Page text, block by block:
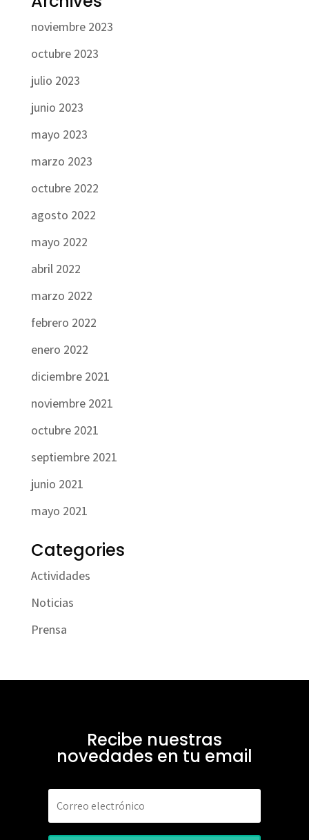
noviembre 2023
octubre 2023
julio 2023
junio 2023
mayo 2023
marzo 2023
octubre 2022
agosto 2022
mayo 2022
abril 2022
marzo 2022
febrero 2022
enero 2022
diciembre 2021
noviembre 2021
octubre 2021
septiembre 2021
junio 2021
mayo 2021
Categories
Actividades
Noticias
Prensa
Recibe nuestras
novedades en tu email